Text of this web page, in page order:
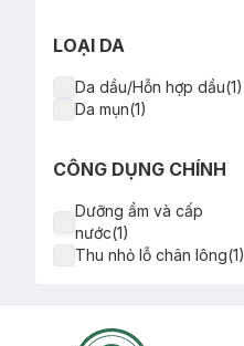
LOẠI DA
Da dầu/Hỗn hợp dầu(1)
Da mụn(1)
CÔNG DỤNG CHÍNH
Dưỡng ẩm và cấp
nước(1)
Thu nhỏ lỗ chân lông(1)